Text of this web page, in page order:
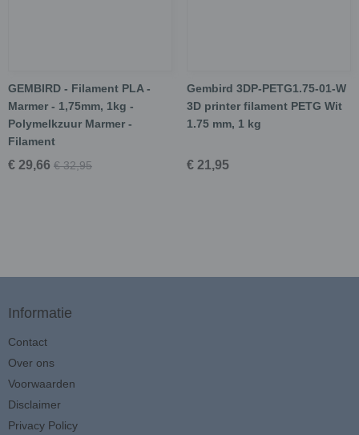
GEMBIRD - Filament PLA -
Marmer - 1,75mm, 1kg -
Polymelkzuur Marmer -
Filament
€ 29,66 € 32,95
Gembird 3DP-PETG1.75-01-W
3D printer filament PETG Wit
1.75 mm, 1 kg
€ 21,95
Informatie
Contact
Over ons
Voorwaarden
Disclaimer
Privacy Policy